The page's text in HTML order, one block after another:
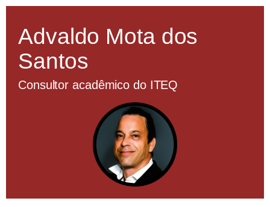
Advaldo Mota dos
Santos
Consultor acadêmico do ITEQ